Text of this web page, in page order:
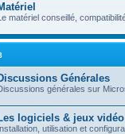
matériel conseillé,
Générales
générales sur
logiciels & jeux vidéo
utilisation et